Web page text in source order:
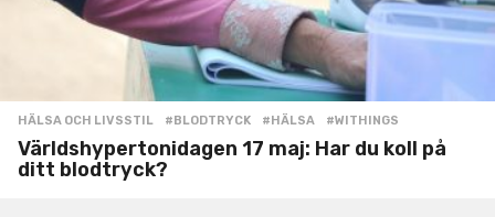
HÄLSA OCH LIVSSTIL #BLODTRYCK ,#HÄLSA ,#WITHINGS
Världshypertonidagen 17 maj: Har du koll på
ditt blodtryck?